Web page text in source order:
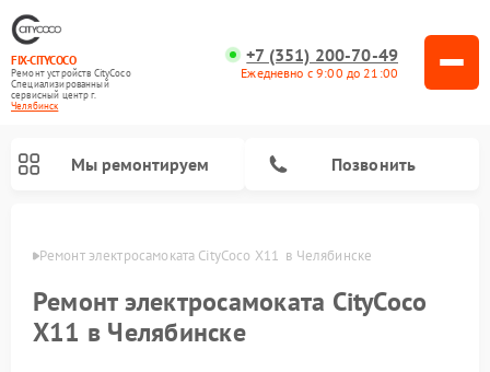
FIX-CITYCOCO
Ремонт устройств CityCoco
Специализированный
cервисный центр г.
Челябинск
+7 (351) 200-70-49
Ежедневно с 9:00 до 21:00
Мы ремонтируем Позвонить
Ремонт электросамоката CityCoco X11  в Челябинске
Ремонт электросамоката CityCoco
X11 в Челябинске